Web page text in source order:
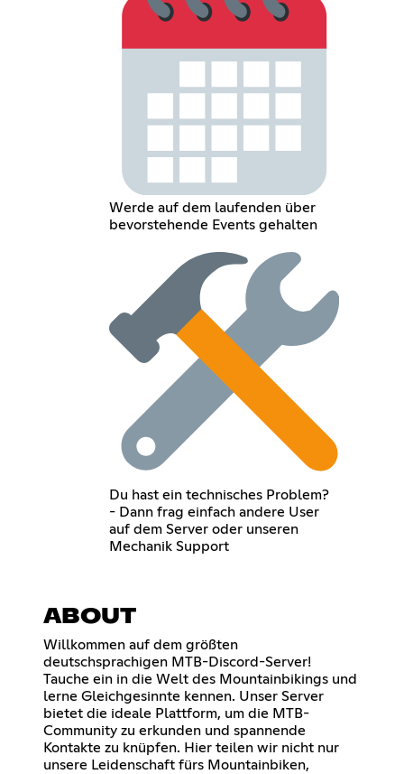
Werde auf dem laufenden über
bevorstehende Events gehalten
Du hast ein technisches Problem?
- Dann frag einfach andere User
auf dem Server oder unseren
Mechanik Support
ABOUT
Willkommen auf dem größten
deutschsprachigen MTB-Discord-Server!
Tauche ein in die Welt des Mountainbikings und
lerne Gleichgesinnte kennen. Unser Server
bietet die ideale Plattform, um die MTB-
Community zu erkunden und spannende
Kontakte zu knüpfen. Hier teilen wir nicht nur
unsere Leidenschaft fürs Mountainbiken,